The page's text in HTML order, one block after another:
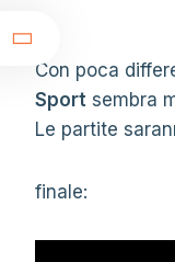
Con poca
Sport sembra
Le partite
finale: